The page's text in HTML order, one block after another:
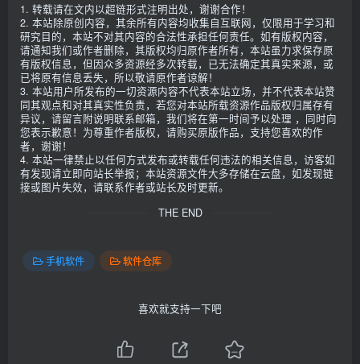
1. 转载请在文内以超链形式注明出处，谢谢合作！
2. 本站除原创内容，其余所有内容均收集自互联网，仅限用于学习和
研究目的，本站不对其内容的合法性承担任何责任。如有版权内容，
请通知我们或作者删除，其版权均归原作者所有，本站虽力求保存原
有版权信息，但因众多资源经多次转载，已无法确定其真实来源，或
已将原有信息丢失，所以敬请原作者谅解！
3. 本站用户所发布的一切资源内容不代表本站立场，并不代表本站赞
同其观点和对其真实性负责，若您对本站所载资源作品版权归属存有
异议，请留言附说明联系邮箱，我们将在第一时间予以处理 ，同时向
您表示歉意！为尊重作者版权，请购买原版作品，支持您喜欢的作
者，谢谢！
4. 本站一律禁止以任何方式发布或转载任何违法的相关信息，访客如
有发现请立即向站长举报；本站资源文件大多存储在云盘，如发现链
接或图片失效，请联系作者或站长及时更新。
THE END
手机软件 软件仓库
喜欢就支持一下吧